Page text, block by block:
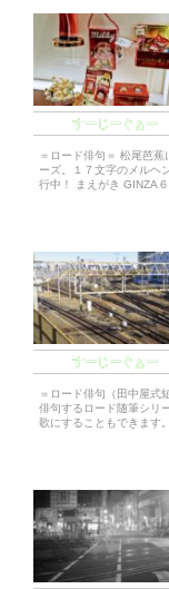
すーじーぐぁー
＝ロード俳句＝ 松尾芭
ーズ。１７文字のメル
行中！ まえがき GINZA
すーじーぐぁー
＝ロード俳句（田中屋式
俳句するロード随筆シリ
歌にすることもできます